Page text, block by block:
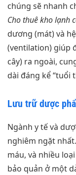
chúng sẽ nhanh
Cho thuê kho lạnh
dương (mát) và
(ventilation) giúp
cây) ra ngoài,
dài đáng kể “tuổi
Lưu trữ dược
Ngành y tế và
nghiêm ngặt
máu, và nhiều
bảo quản ở một